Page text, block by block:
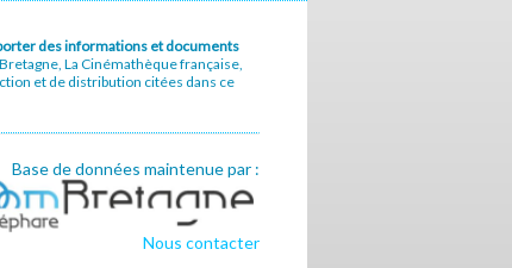
des informations et documents
La Cinémathèque française,
et de distribution citées dans ce
Base de données maintenue par :
Nous contacter